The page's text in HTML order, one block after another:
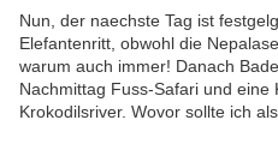
Nun, der naechste Tag ist
Elefantenritt, obwohl die
warum auch immer! Danach
Nachmittag Fuss-Safari und eine
Krokodilsriver. Wovor sollte ich